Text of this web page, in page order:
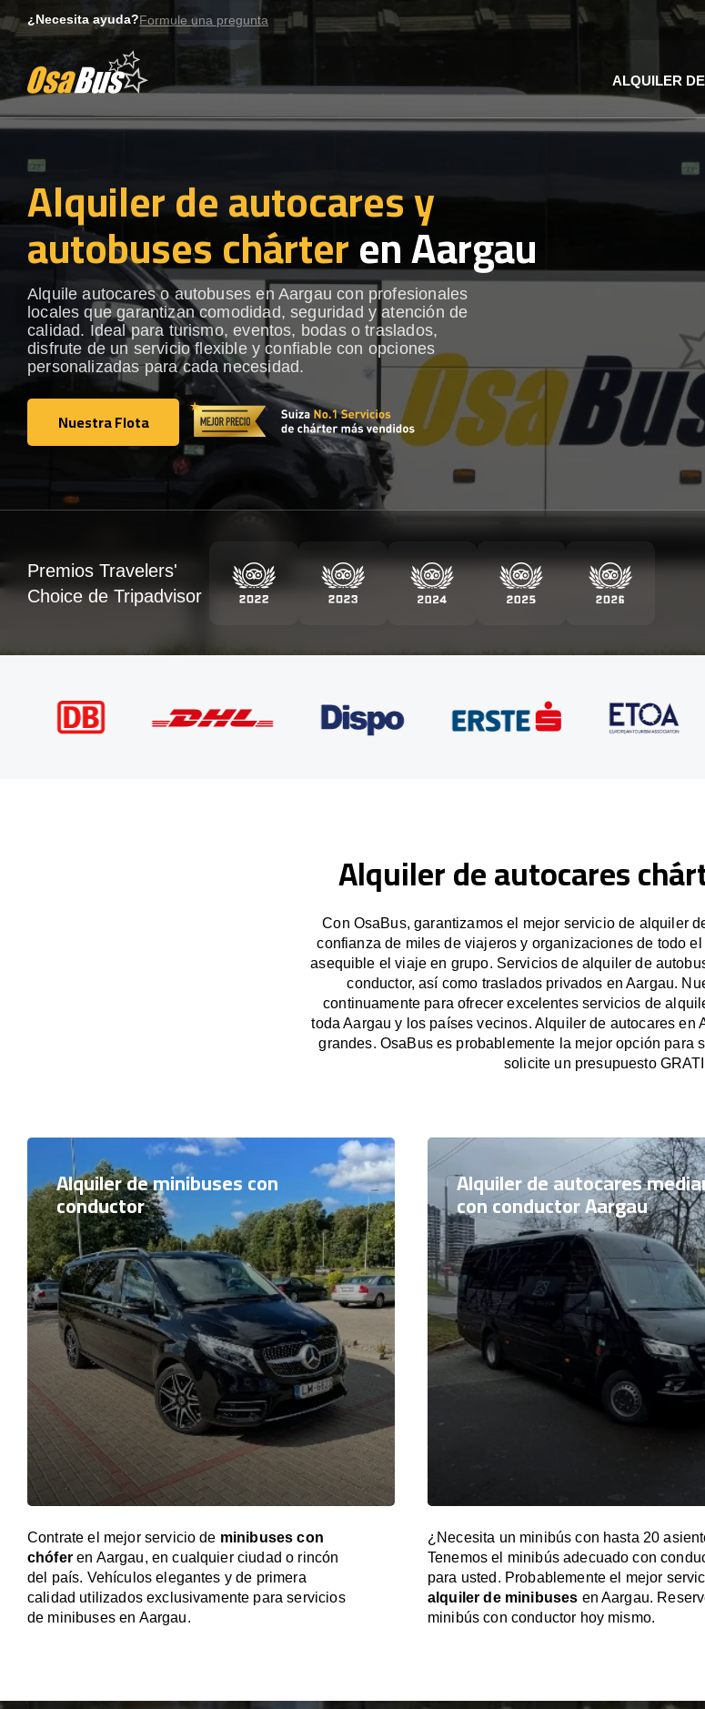
to
¿Necesita ayuda?Formule una pregunta
ALQUILER
Alquiler de autocares y
autobuses chárteren Aargau
Alquile autocares o autobuses en Aargau con profesionales
locales que garantizan comodidad, seguridad y atención de
calidad. Ideal para turismo, eventos, bodas o traslados,
disfrute de un servicio flexible y confiable con opciones
personalizadas para cada necesidad.
Nuestra Flota
Nuestra Flota
Premios Travelers'
Choice de Tripadvisor
Alquiler de autocares
Con OsaBus, garantizamos el mejor servicio de alquiler
confianza de miles de viajeros y organizaciones de todo
asequible el viaje en grupo. Servicios de alquiler de
conductor, así como traslados privados en Aargau.
continuamente para ofrecer excelentes servicios de
toda Aargau y los países vecinos. Alquiler de autocares en
grandes. OsaBus es probablemente la mejor opción para
solicite un presupuesto
Alquiler de minibuses con
conductor
Contrate el mejor servicio de minibuses con
chóferen Aargau, en cualquier ciudad o rincón
del país. Vehículos elegantes y de primera
calidad utilizados exclusivamente para servicios
de minibuses en Aargau.
Alquiler de autocares
con conductor Aargau
¿Necesita un minibús con hasta 20
Tenemos el minibús adecuado con
para usted. Probablemente el mejor
alquiler de minibuses en Aargau.
minibús con conductor hoy mismo.